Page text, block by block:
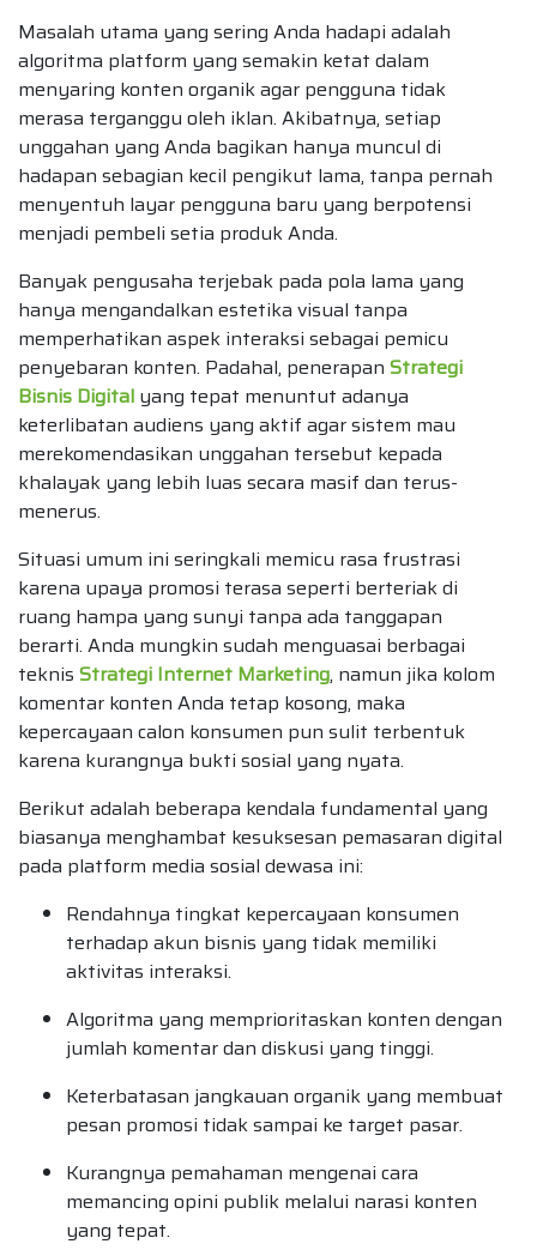
Masalah utama yang sering Anda hadapi adalah
algoritma platform yang semakin ketat dalam
menyaring konten organik agar pengguna tidak
merasa terganggu oleh iklan. Akibatnya, setiap
unggahan yang Anda bagikan hanya muncul di
hadapan sebagian kecil pengikut lama, tanpa pernah
menyentuh layar pengguna baru yang berpotensi
menjadi pembeli setia produk Anda.
Banyak pengusaha terjebak pada pola lama yang
hanya mengandalkan estetika visual tanpa
memperhatikan aspek interaksi sebagai pemicu
penyebaran konten. Padahal, penerapan Strategi
Bisnis Digital yang tepat menuntut adanya
keterlibatan audiens yang aktif agar sistem mau
merekomendasikan unggahan tersebut kepada
khalayak yang lebih luas secara masif dan terus-
menerus.
Situasi umum ini seringkali memicu rasa frustrasi
karena upaya promosi terasa seperti berteriak di
ruang hampa yang sunyi tanpa ada tanggapan
berarti. Anda mungkin sudah menguasai berbagai
teknis Strategi Internet Marketing, namun jika kolom
komentar konten Anda tetap kosong, maka
kepercayaan calon konsumen pun sulit terbentuk
karena kurangnya bukti sosial yang nyata.
Berikut adalah beberapa kendala fundamental yang
biasanya menghambat kesuksesan pemasaran digital
pada platform media sosial dewasa ini:
Rendahnya tingkat kepercayaan konsumen
terhadap akun bisnis yang tidak memiliki
aktivitas interaksi.
Algoritma yang memprioritaskan konten dengan
jumlah komentar dan diskusi yang tinggi.
Keterbatasan jangkauan organik yang membuat
pesan promosi tidak sampai ke target pasar.
Kurangnya pemahaman mengenai cara
memancing opini publik melalui narasi konten
yang tepat.